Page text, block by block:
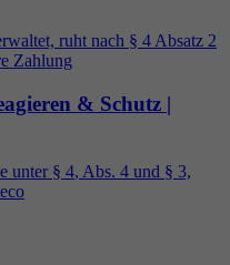
ruht nach § 4 Absatz 2
Zahlung
& Schutz |
unter § 4, Abs. 4 und § 3,